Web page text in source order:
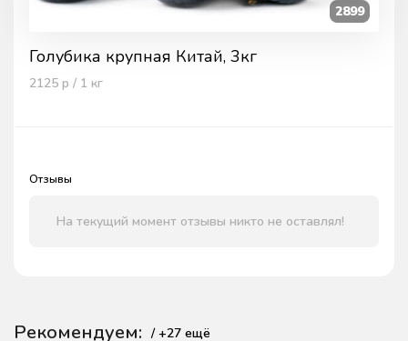
Голубика крупная Китай, 3кг
2125 р / 1 кг
2899
Отзывы
На текущий момент отзывы никто не оставлял!
Рекомендуем: / +27 ещё